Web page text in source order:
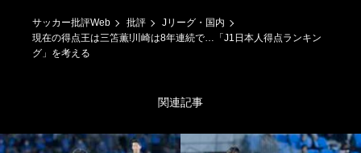
サッカー批評Web 批評
Jリーグ・国内
現在の得点王は三笘薫!川崎は8年連続で…「J1日本人得点ランキン
グ」を考える
関連記事